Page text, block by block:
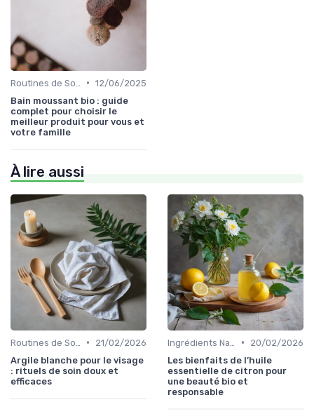
• 12/06/2025
Bain moussant bio : guide
complet pour choisir le
meilleur produit pour vous et
votre famille
À lire aussi
•
21/02/2026
Argile blanche pour le visage
: rituels de soin doux et
efficaces
•
20/02/2026
Les bienfaits de l’huile
essentielle de citron pour
une beauté bio et
responsable